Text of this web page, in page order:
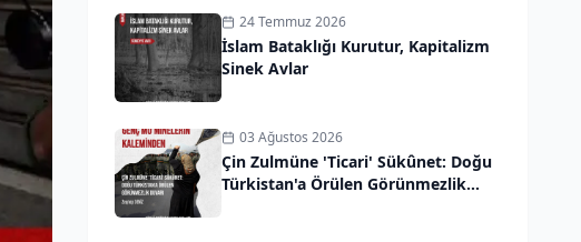
24 Temmuz 2026
İslam Bataklığı Kurutur, Kapitalizm
Sinek Avlar
03 Ağustos 2026
Çin Zulmüne 'Ticari' Sükûnet: Doğu
Türkistan'a Örülen Görünmezlik